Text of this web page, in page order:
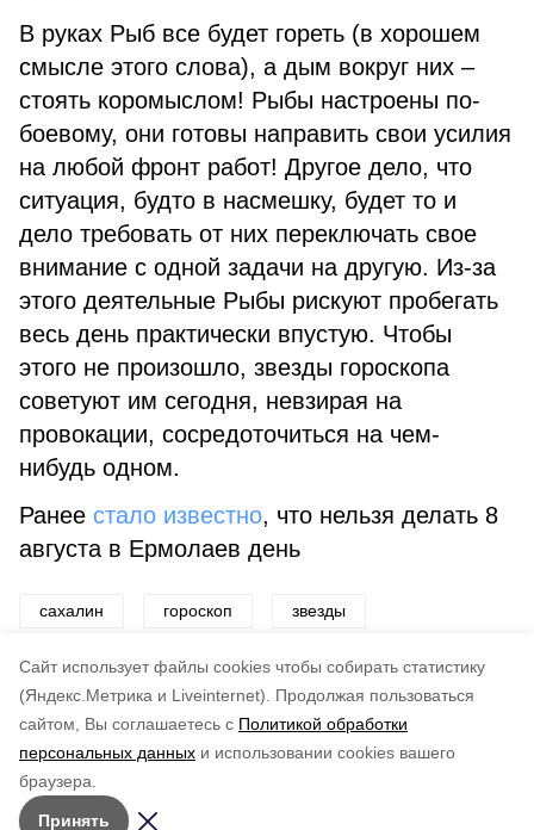
Cайт использует файлы cookies чтобы собирать статистику
(Яндекс.Метрика и Liveinternet).
Продолжая пользоваться
сайтом, Вы соглашаетесь с Политикой обработки
персональных данных и использовании cookies вашего
браузера.
Принять
Подписывайтесь на наш Telegram
канал
Рассказываем о главном в районе. Самая актуальная
и достоверная информация!
В руках Рыб все будет гореть (в хорошем
смысле этого слова), а дым вокруг них –
стоять коромыслом! Рыбы настроены по-
боевому, они готовы направить свои усилия
на любой фронт работ! Другое дело, что
ситуация, будто в насмешку, будет то и
дело требовать от них переключать свое
внимание с одной задачи на другую. Из-за
этого деятельные Рыбы рискуют пробегать
весь день практически впустую. Чтобы
этого не произошло, звезды гороскопа
советуют им сегодня, невзирая на
провокации, сосредоточиться на чем-
нибудь одном.
Ранее стало известно, что нельзя делать 8
августа в Ермолаев день
сахалин гороскоп звезды
астрология предсказания приметы
по оценке
5